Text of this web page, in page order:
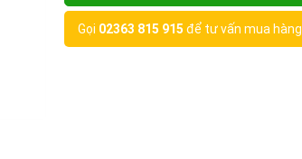
Gọi 02363 815 915 để tư vấn mua hàng